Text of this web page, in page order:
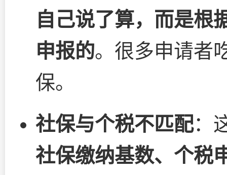
自己说了算，而是根
申报的。很多申请者
保。
社保与个税不匹配：
社保缴纳基数、个税